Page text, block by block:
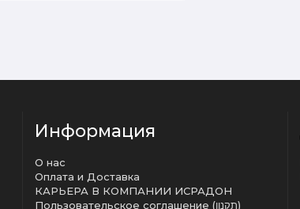
Информация
О нас
Оплата и Доставка
КАРЬЕРА В КОМПАНИИ ИСРАДОН
Пользовательское соглашение (תקנון)